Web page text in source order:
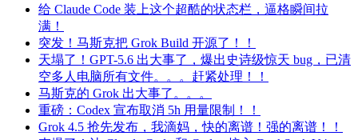
给 Claude Code 装上这个超酷的状态栏，逼格瞬间拉
满！
突发！马斯克把 Grok Build 开源了！！
天塌了！GPT-5.6 出大事了，爆出史诗级惊天 bug，已清
空多人电脑所有文件。。。赶紧处理！！
马斯克的 Grok 出大事了。。。
重磅：Codex 宣布取消 5h 用量限制！！
Grok 4.5 抢先发布，我滴妈，快的离谱！强的离谱！！